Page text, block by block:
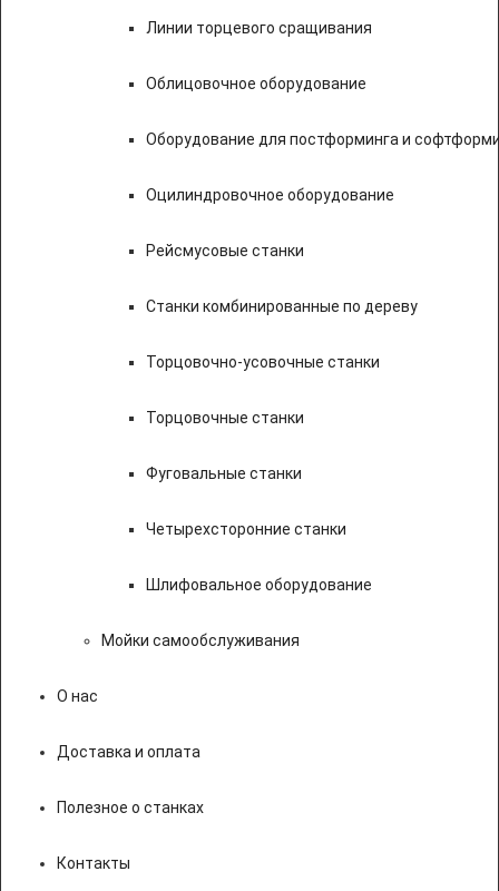
Линии торцевого сращивания
Облицовочное оборудование
Оборудование для постформинга и
Оцилиндровочное оборудование
Рейсмусовые станки
Станки комбинированные по дереву
Торцовочно-усовочные станки
Торцовочные станки
Фуговальные станки
Четырехсторонние станки
Шлифовальное оборудование
Мойки самообслуживания
О нас
Доставка и оплата
Полезное о станках
Контакты